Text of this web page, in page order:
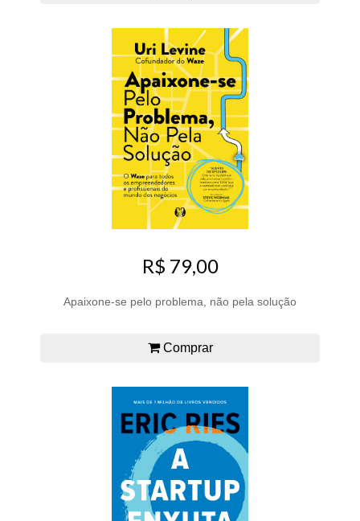
R$ 79,00
Apaixone-se pelo problema, não pela solução
Comprar